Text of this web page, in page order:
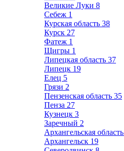
Великие Луки 8
Себеж 1
Курская область 38
Курск 27
Фатеж 1
Щигры 1
Липецкая область 37
Липецк 19
Елец 5
Грязи 2
Пензенская область 35
Пенза 27
Кузнецк 3
Заречный 2
Архангельская область
Архангельск 19